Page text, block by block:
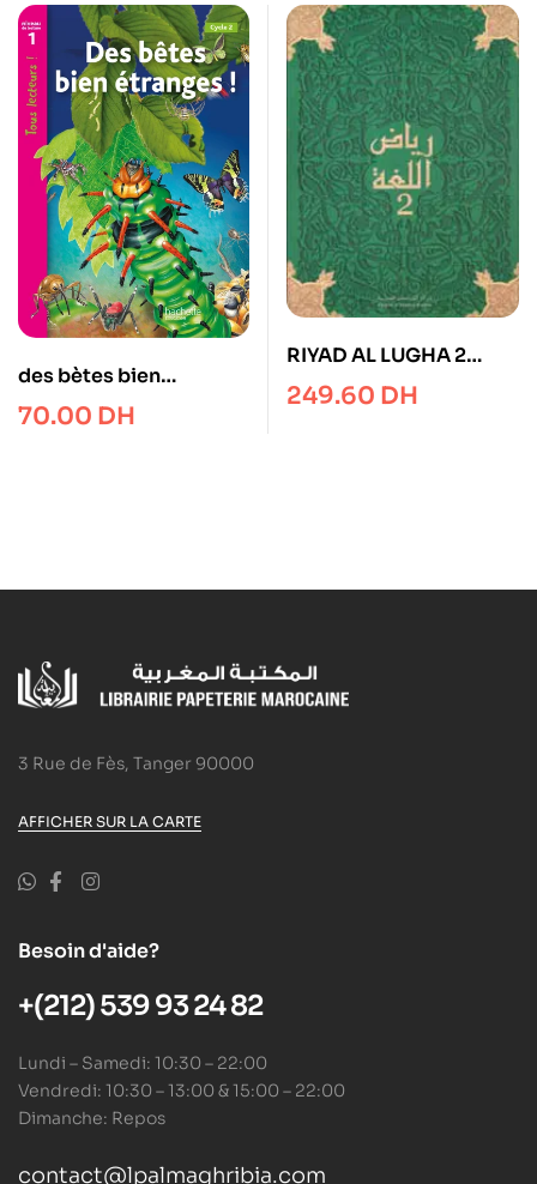
des bètes bien
ètranges documentaire
Niveau 1
70.00 DH
RIYAD AL LUGHA 2
MANUEL
249.60 DH
3 Rue de Fès, Tanger 90000
AFFICHER SUR LA CARTE
Besoin d'aide?
+(212) 539 93 24 82
Lundi – Samedi: 10:30 – 22:00
Vendredi: 10:30 – 13:00 & 15:00 – 22:00
Dimanche: Repos
contact@lpalmaghribia.com